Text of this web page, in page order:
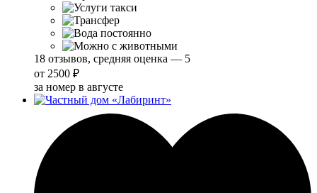
18 отзывов, средняя оценка — 5
от 2500 ₽
за номер в августе